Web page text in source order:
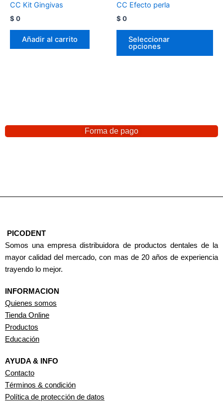
CC Kit Gingivas
$ 0
Añadir al carrito
CC Efecto perla
$ 0
Seleccionar
opciones
Forma de pago
PICODENT
Somos una empresa distribuidora de productos dentales de la
mayor calidad del mercado, con mas de 20 años de experiencia
trayendo lo mejor.
INFORMACION
Quienes somos
Tienda Online
Productos
Educación
AYUDA & INFO
Contacto
Términos & condición
Política de protección de datos